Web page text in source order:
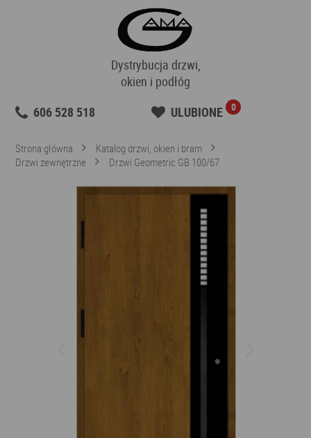
Dystrybucja drzwi,
okien i podłóg
606 528 518
ULUBIONE 0
Strona główna
Katalog drzwi, okien i bram
Drzwi zewnętrzne
Drzwi Geometric GB 100/67